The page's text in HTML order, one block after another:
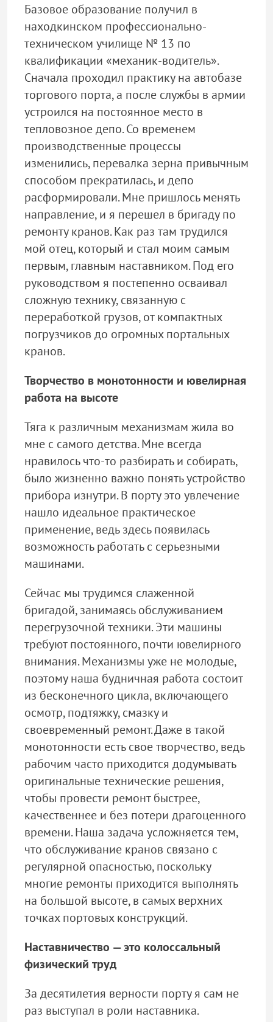
Базовое образование получил в
находкинском профессионально-
техническом училище № 13 по
квалификации «механик-водитель».
Сначала проходил практику на автобазе
торгового порта, а после службы в армии
устроился на постоянное место в
тепловозное депо. Со временем
производственные процессы
изменились, перевалка зерна привычным
способом прекратилась, и депо
расформировали. Мне пришлось менять
направление, и я перешел в бригаду по
ремонту кранов. Как раз там трудился
мой отец, который и стал моим самым
первым, главным наставником. Под его
руководством я постепенно осваивал
сложную технику, связанную с
переработкой грузов, от компактных
погрузчиков до огромных портальных
кранов.
Творчество в монотонности и ювелирная
работа на высоте
Тяга к различным механизмам жила во
мне с самого детства. Мне всегда
нравилось что-то разбирать и собирать,
было жизненно важно понять устройство
прибора изнутри. В порту это увлечение
нашло идеальное практическое
применение, ведь здесь появилась
возможность работать с серьезными
машинами.
Сейчас мы трудимся слаженной
бригадой, занимаясь обслуживанием
перегрузочной техники. Эти машины
требуют постоянного, почти ювелирного
внимания. Механизмы уже не молодые,
поэтому наша будничная работа состоит
из бесконечного цикла, включающего
осмотр, подтяжку, смазку и
своевременный ремонт. Даже в такой
монотонности есть свое творчество, ведь
рабочим часто приходится додумывать
оригинальные технические решения,
чтобы провести ремонт быстрее,
качественнее и без потери драгоценного
времени. Наша задача усложняется тем,
что обслуживание кранов связано с
регулярной опасностью, поскольку
многие ремонты приходится выполнять
на большой высоте, в самых верхних
точках портовых конструкций.
Наставничество — это колоссальный
физический труд
За десятилетия верности порту я сам не
раз выступал в роли наставника.